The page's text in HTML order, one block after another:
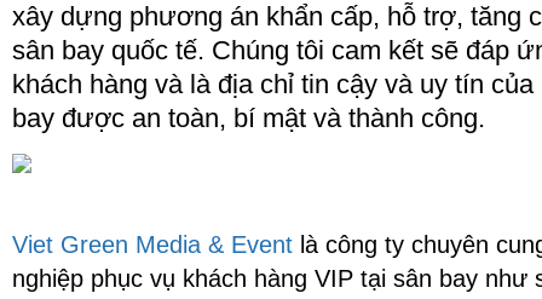
xây dựng phương án khẩn cấp, hỗ trợ, tăng
sân bay quốc tế. Chúng tôi cam kết sẽ đáp
khách hàng và là địa chỉ tin cậy và uy tín
bay được an toàn, bí mật và thành công.
Viet Green Media & Event là công ty chuyên
nghiệp phục vụ khách hàng VIP tại sân bay như
Ảnh đáng yêu của hot boy
mắt hí gây sốt VN Idol
Tổ chức sự kiện lễ ra mắt sản
phẩm mới
phụ nữ Việt Nam 20/10, quốc
tế phụ nữ 8/3